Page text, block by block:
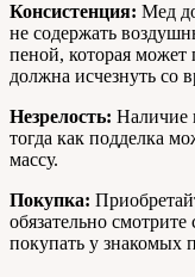
Консистенция: Мед
не содержать
пеной, которая может
должна исчезнуть со
Незрелость: Наличие
тогда как подделка
массу.
Покупка:
обязательно
покупать у знакомых